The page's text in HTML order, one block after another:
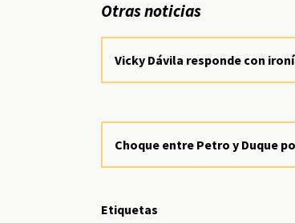
Otras noticias
Vicky Dávila responde con
Choque entre Petro y Duque
Etiquetas